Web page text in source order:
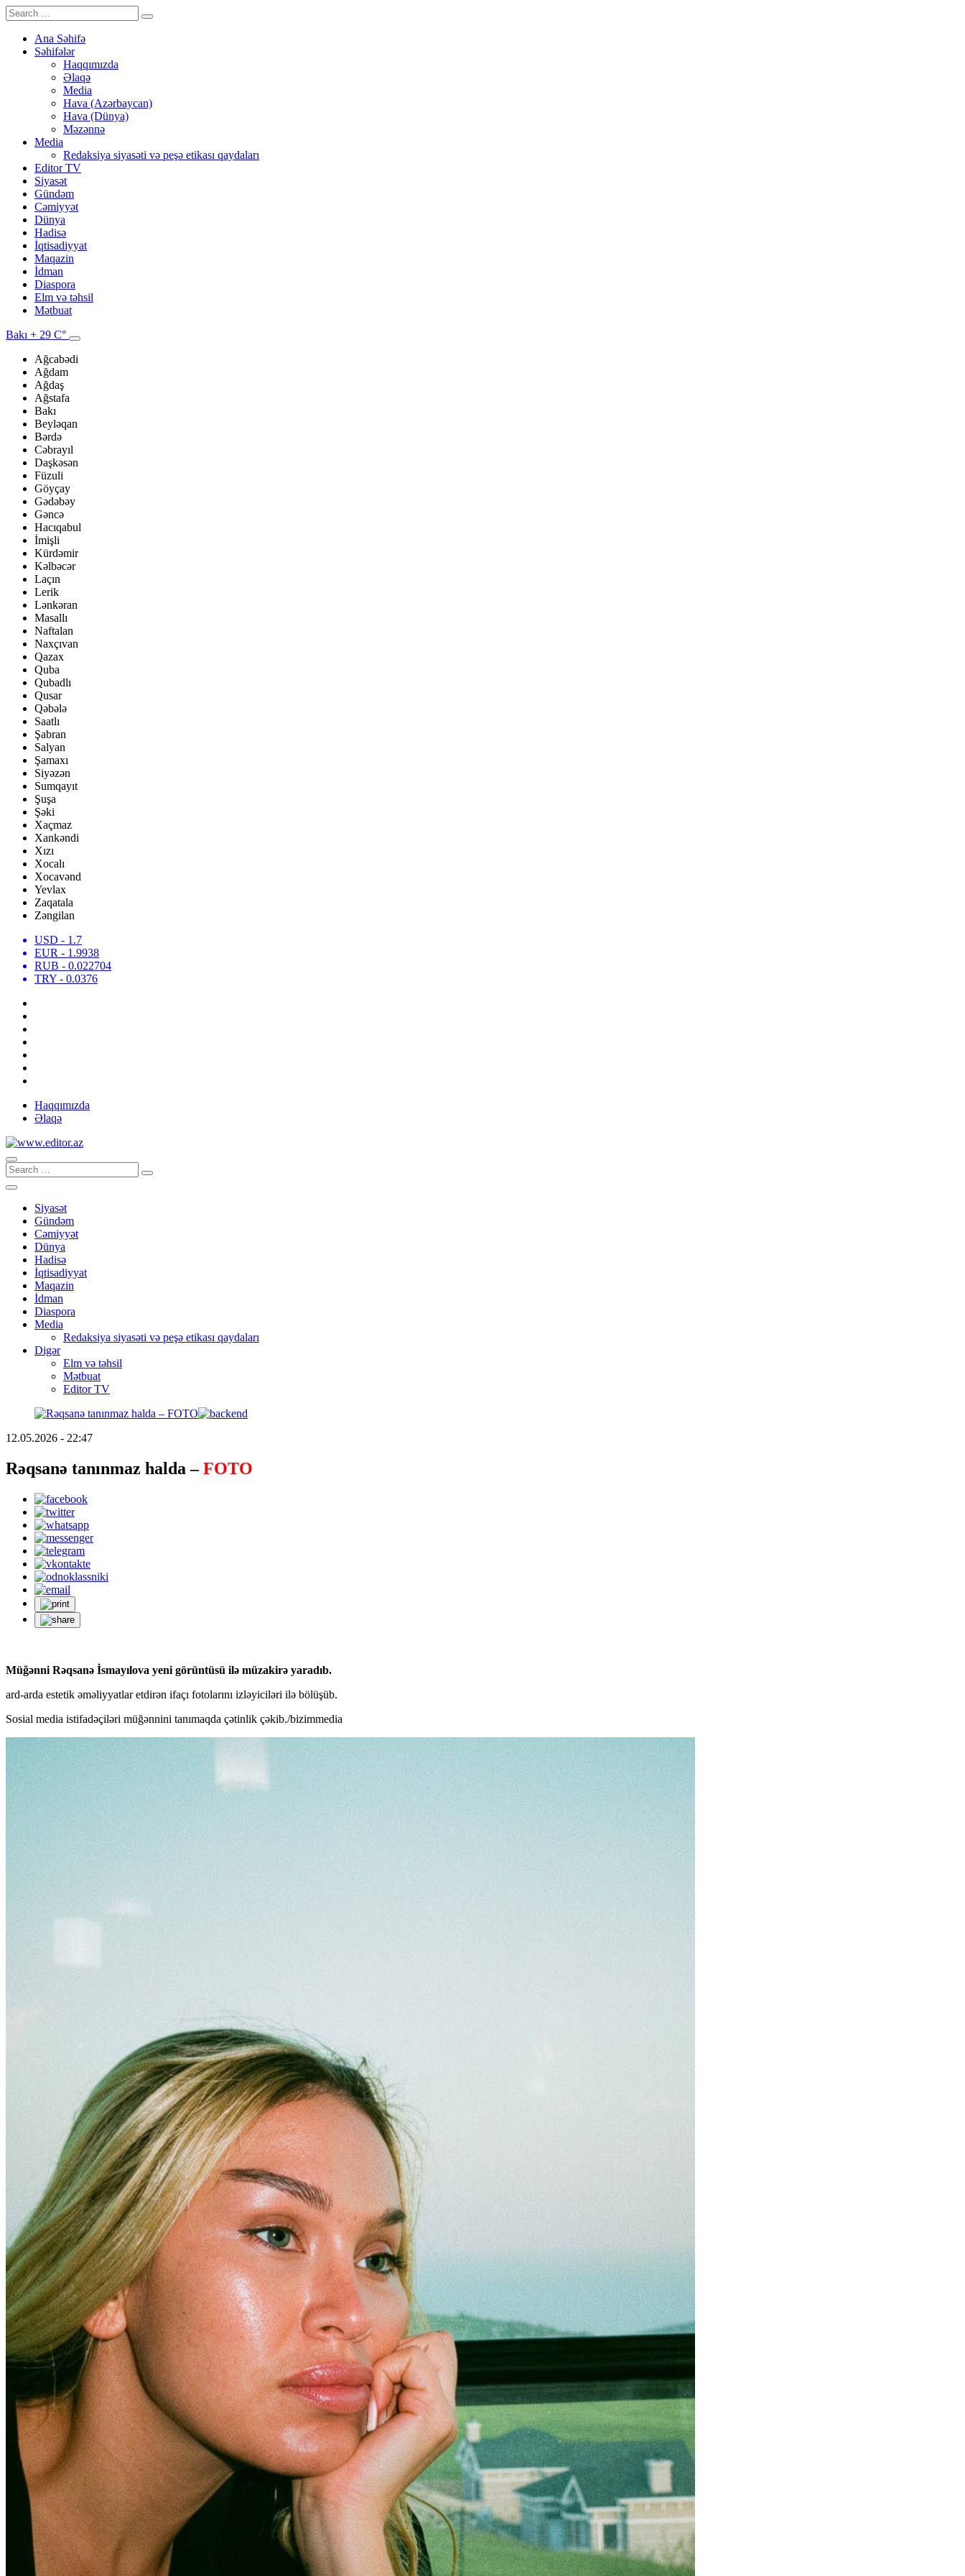
Ana Səhifə
Səhifələr
Haqqımızda
Əlaqə
Media
Hava (Azərbaycan)
Hava (Dünya)
Məzənnə
Media
Redaksiya siyasəti və peşə etikası qaydaları
Editor TV
Siyasət
Gündəm
Cəmiyyət
Dünya
Hadisə
İqtisadiyyat
Maqazin
İdman
Diaspora
Elm və təhsil
Mətbuat
Bakı + 29 C°
Ağcabədi
Ağdam
Ağdaş
Ağstafa
Bakı
Beyləqan
Bərdə
Cəbrayıl
Daşkəsən
Füzuli
Göyçay
Gədəbəy
Gəncə
Hacıqabul
İmişli
Kürdəmir
Kəlbəcər
Laçın
Lerik
Lənkəran
Masallı
Naftalan
Naxçıvan
Qazax
Quba
Qubadlı
Qusar
Qəbələ
Saatlı
Şabran
Salyan
Şamaxı
Siyəzən
Sumqayıt
Şuşa
Şəki
Xaçmaz
Xankəndi
Xızı
Xocalı
Xocavənd
Yevlax
Zaqatala
Zəngilan
USD - 1.7
EUR - 1.9938
RUB - 0.022704
TRY - 0.0376
Haqqımızda
Əlaqə
Siyasət
Gündəm
Cəmiyyət
Dünya
Hadisə
İqtisadiyyat
Maqazin
İdman
Diaspora
Media
Redaksiya siyasəti və peşə etikası qaydaları
Digər
Elm və təhsil
Mətbuat
Editor TV
12.05.2026 - 22:47
Rəqsanə tanınmaz halda –FOTO
Müğənni Rəqsanə İsmayılova yeni görüntüsü ilə müzakirə yaradıb.
ard-arda estetik əməliyyatlar etdirən ifaçı fotolarını izləyiciləri ilə bölüşüb.
Sosial media istifadəçiləri müğənnini tanımaqda çətinlik çəkib./bizimmedia